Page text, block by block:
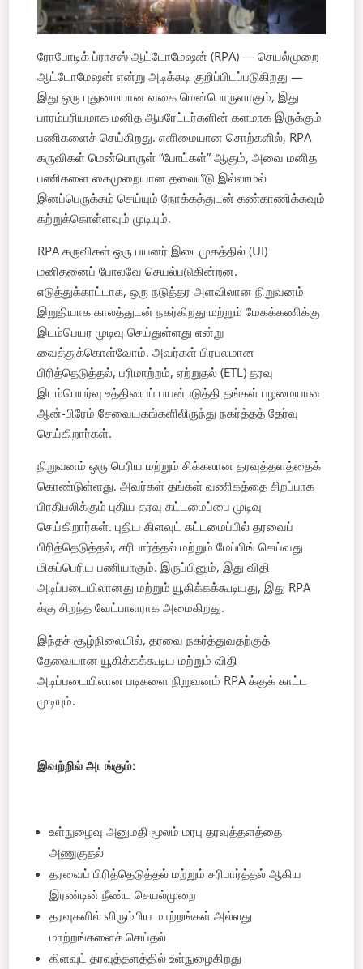
ரோபோடிக் ப்ராசஸ் ஆட்டோமேஷன் (RPA) — செயல்முறை
ஆட்டோமேஷன் என்று அடிக்கடி குறிப்பிடப்படுகிறது —
இது ஒரு புதுமையான வகை மென்பொருளாகும், இது
பாரம்பரியமாக மனித ஆபரேட்டர்களின் களமாக இருக்கும்
பணிகளைச் செய்கிறது. எளிமையான சொற்களில், RPA
கருவிகள் மென்பொருள் “போட்கள்” ஆகும், அவை மனித
பணிகளை கைமுறையான தலையீடு இல்லாமல்
இனப்பெருக்கம் செய்யும் நோக்கத்துடன் கண்காணிக்கவும்
கற்றுக்கொள்ளவும் முடியும்.
RPA கருவிகள் ஒரு பயனர் இடைமுகத்தில் (UI)
மனிதனைப் போலவே செயல்படுகின்றன.
எடுத்துக்காட்டாக, ஒரு நடுத்தர அளவிலான நிறுவனம்
இறுதியாக காலத்துடன் நகர்கிறது மற்றும் மேகக்கணிக்கு
இடம்பெயர முடிவு செய்துள்ளது என்று
வைத்துக்கொள்வோம். அவர்கள் பிரபலமான
பிரித்தெடுத்தல், பரிமாற்றம், ஏற்றுதல் (ETL) தரவு
இடம்பெயர்வு உத்தியைப் பயன்படுத்தி தங்கள் பழமையான
ஆன்-பிரேம் சேவையகங்களிலிருந்து நகர்த்தத் தேர்வு
செய்கிறார்கள்.
நிறுவனம் ஒரு பெரிய மற்றும் சிக்கலான தரவுத்தளத்தைக்
கொண்டுள்ளது. அவர்கள் தங்கள் வணிகத்தை சிறப்பாக
பிரதிபலிக்கும் புதிய தரவு கட்டமைப்பை முடிவு
செய்கிறார்கள். புதிய கிளவுட் கட்டமைப்பில் தரவைப்
பிரித்தெடுத்தல், சரிபார்த்தல் மற்றும் மேப்பிங் செய்வது
மிகப்பெரிய பணியாகும். இருப்பினும், இது விதி
அடிப்படையிலானது மற்றும் யூகிக்கக்கூடியது, இது RPA
க்கு சிறந்த வேட்பாளராக அமைகிறது.
இந்தச் சூழ்நிலையில், தரவை நகர்த்துவதற்குத்
தேவையான யூகிக்கக்கூடிய மற்றும் விதி
அடிப்படையிலான படிகளை நிறுவனம் RPA க்குக் காட்ட
முடியும்.
இவற்றில் அடங்கும்:
உள்நுழைவு அனுமதி மூலம் மரபு தரவுத்தளத்தை
அணுகுதல்
தரவைப் பிரித்தெடுத்தல் மற்றும் சரிபார்த்தல் ஆகிய
இரண்டின் நீண்ட செயல்முறை
தரவுகளில் விரும்பிய மாற்றங்கள் அல்லது
மாற்றங்களைச் செய்தல்
கிளவுட் தரவுத்தளத்தில் உள்நுழைகிறது